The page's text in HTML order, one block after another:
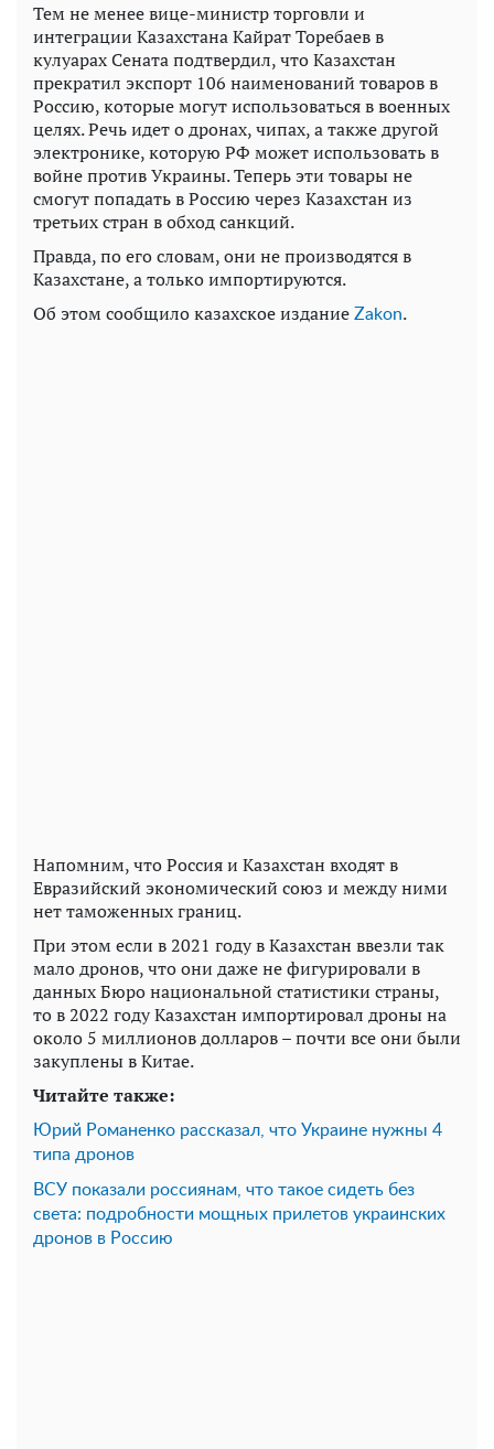
Тем не менее вице-министр торговли и
интеграции Казахстана Кайрат Торебаев в
кулуарах Сената подтвердил, что Казахстан
прекратил экспорт 106 наименований товаров в
Россию, которые могут использоваться в военных
целях. Речь идет о дронах, чипах, а также другой
электронике, которую РФ может использовать в
войне против Украины. Теперь эти товары не
смогут попадать в Россию через Казахстан из
третьих стран в обход санкций.
Правда, по его словам, они не производятся в
Казахстане, а только импортируются.
Об этом сообщило казахское издание Zakon.
Напомним, что Россия и Казахстан входят в
Евразийский экономический союз и между ними
нет таможенных границ.
При этом если в 2021 году в Казахстан ввезли так
мало дронов, что они даже не фигурировали в
данных Бюро национальной статистики страны,
то в 2022 году Казахстан импортировал дроны на
около 5 миллионов долларов – почти все они были
закуплены в Китае.
Читайте также:
Юрий Романенко рассказал, что Украине нужны 4
типа дронов
ВСУ показали россиянам, что такое сидеть без
света: подробности мощных прилетов украинских
дронов в Россию